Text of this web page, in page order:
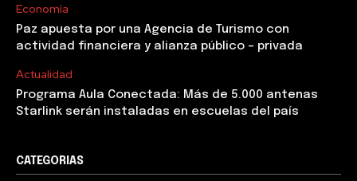
Economía
Paz apuesta por una Agencia de Turismo con
actividad financiera y alianza público – privada
Actualidad
Programa Aula Conectada: Más de 5.000 antenas
Starlink serán instaladas en escuelas del país
CATEGORIAS